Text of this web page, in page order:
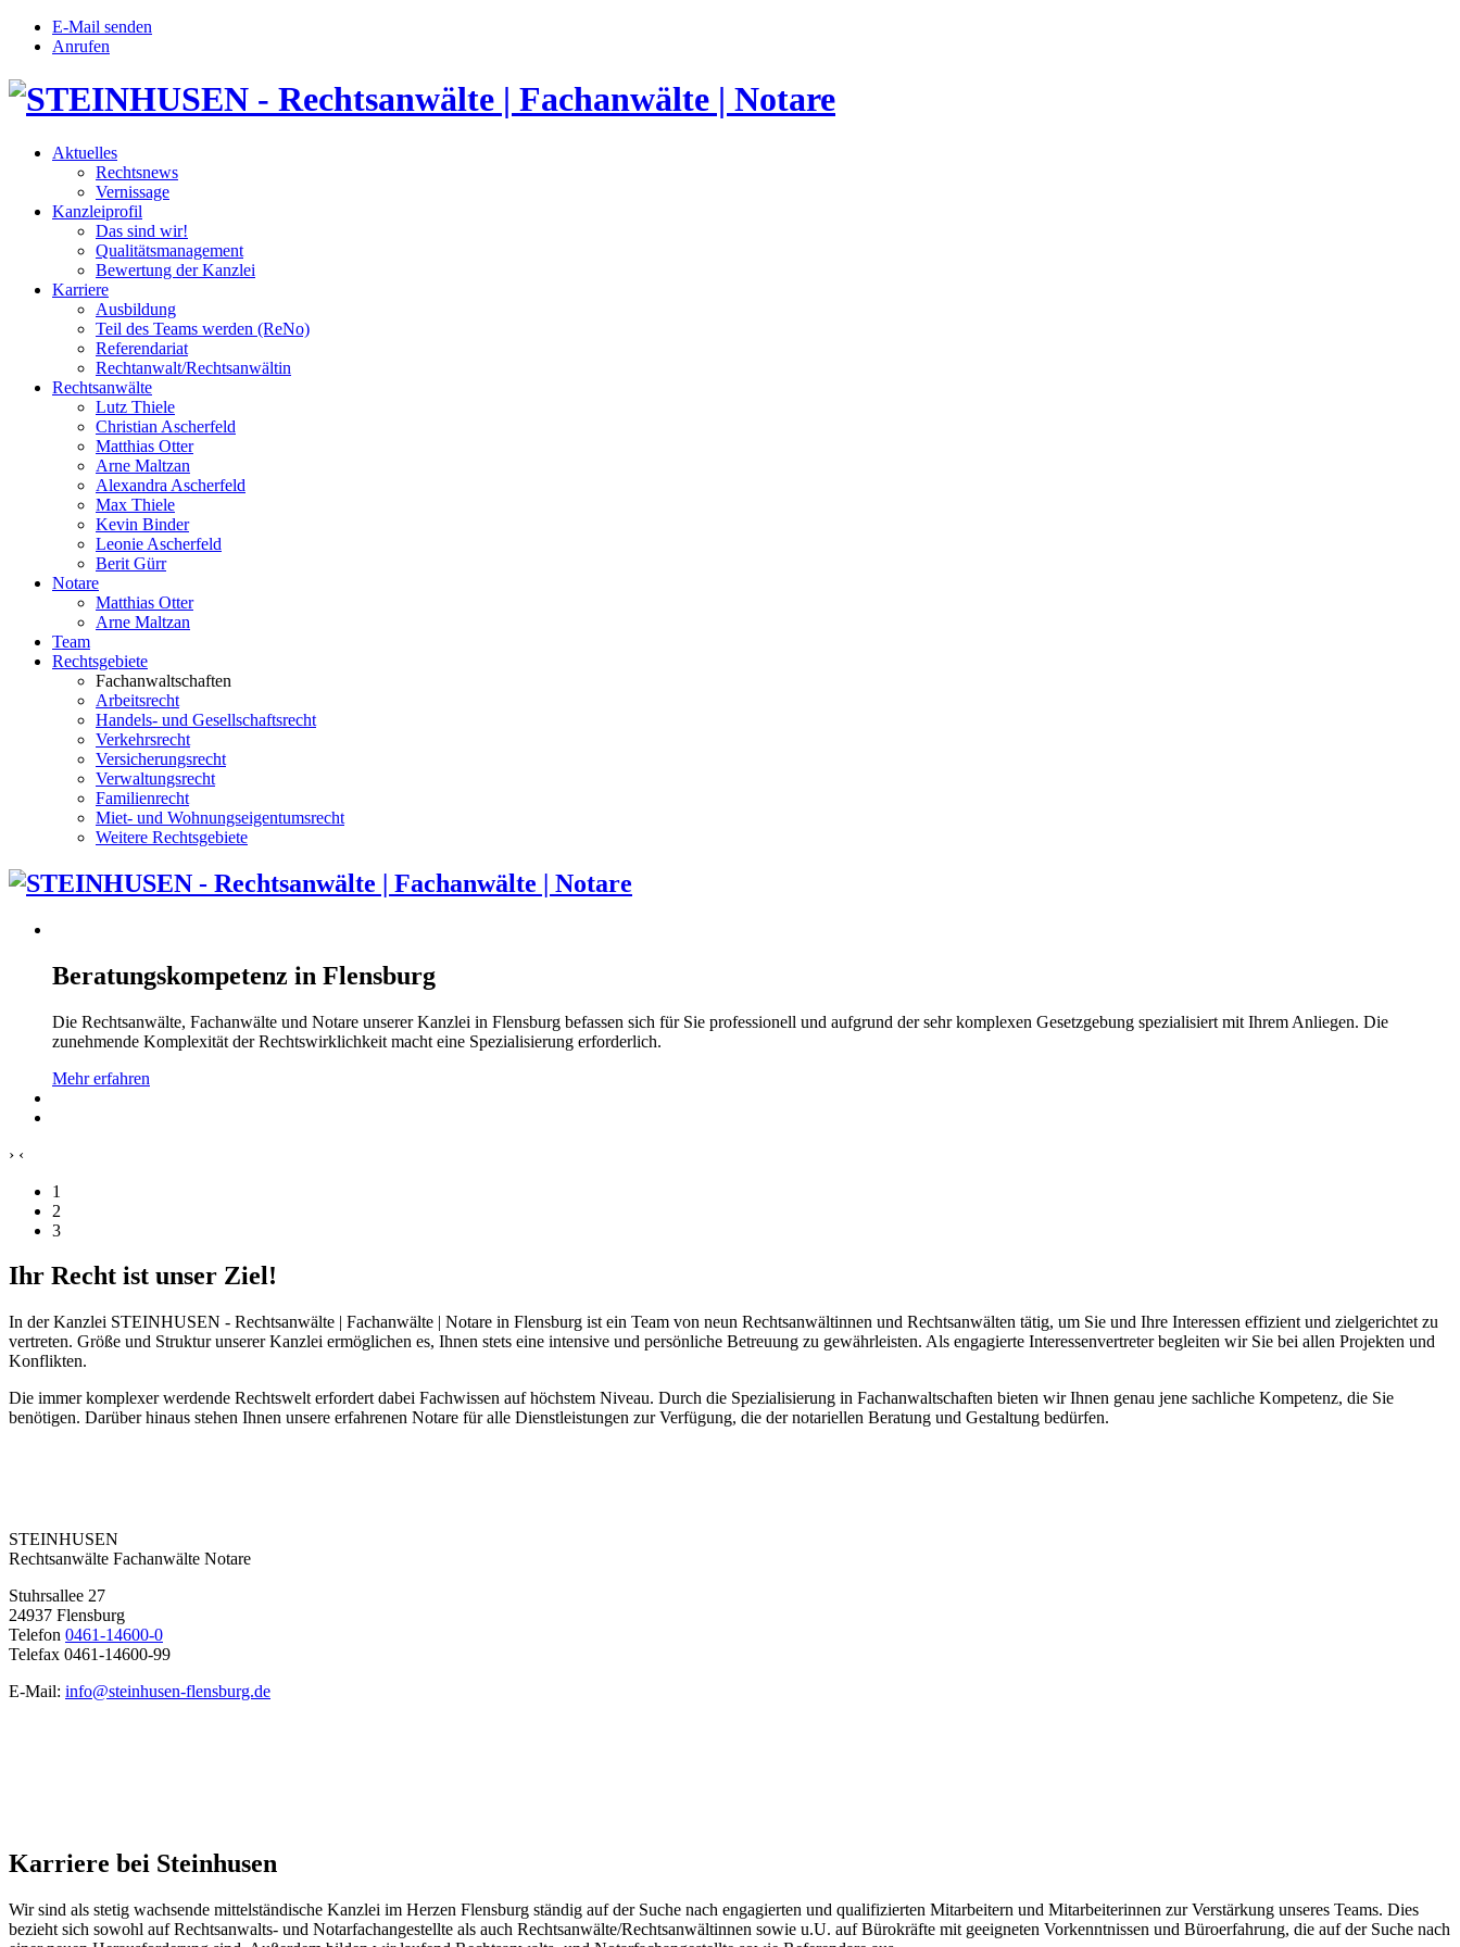
E-Mail senden
Anrufen
Aktuelles
Rechtsnews
Vernissage
Kanzleiprofil
Das sind wir!
Qualitätsmanagement
Bewertung der Kanzlei
Karriere
Ausbildung
Teil des Teams werden (ReNo)
Referendariat
Rechtanwalt/Rechtsanwältin
Rechtsanwälte
Lutz Thiele
Christian Ascherfeld
Matthias Otter
Arne Maltzan
Alexandra Ascherfeld
Max Thiele
Kevin Binder
Leonie Ascherfeld
Berit Gürr
Notare
Matthias Otter
Arne Maltzan
Team
Rechtsgebiete
Fachanwaltschaften
Arbeitsrecht
Handels- und Gesellschaftsrecht
Verkehrsrecht
Versicherungsrecht
Verwaltungsrecht
Familienrecht
Miet- und Wohnungseigentumsrecht
Weitere Rechtsgebiete
Beratungskompetenz in Flensburg
Die Rechtsanwälte, Fachanwälte und Notare unserer Kanzlei in Flensburg befassen sich für Sie professionell und aufgrund der sehr komplexen Gesetzgebung spezialisiert mit Ihrem Anliegen. Die
zunehmende Komplexität der Rechtswirklichkeit macht eine Spezialisierung erforderlich.
Mehr erfahren
› ‹
1
2
3
Ihr Recht ist unser Ziel!
In der Kanzlei STEINHUSEN - Rechtsanwälte | Fachanwälte | Notare in Flensburg ist ein Team von neun Rechtsanwältinnen und Rechtsanwälten tätig, um Sie und Ihre Interessen effizient und zielgerichtet zu
vertreten. Größe und Struktur unserer Kanzlei ermöglichen es, Ihnen stets eine intensive und persönliche Betreuung zu gewährleisten. Als engagierte Interessenvertreter begleiten wir Sie bei allen Projekten und
Konflikten.
Die immer komplexer werdende Rechtswelt erfordert dabei Fachwissen auf höchstem Niveau. Durch die Spezialisierung in Fachanwaltschaften bieten wir Ihnen genau jene sachliche Kompetenz, die Sie
benötigen. Darüber hinaus stehen Ihnen unsere erfahrenen Notare für alle Dienstleistungen zur Verfügung, die der notariellen Beratung und Gestaltung bedürfen.
STEINHUSEN
Rechtsanwälte Fachanwälte Notare
Stuhrsallee 27
24937 Flensburg
Telefon 0461-14600-0
Telefax 0461-14600-99
E-Mail: info@steinhusen-flensburg.de
Karriere bei Steinhusen
Wir sind als stetig wachsende mittelständische Kanzlei im Herzen Flensburg ständig auf der Suche nach engagierten und qualifizierten Mitarbeitern und Mitarbeiterinnen zur Verstärkung unseres Teams. Dies
bezieht sich sowohl auf Rechtsanwalts- und Notarfachangestellte als auch Rechtsanwälte/Rechtsanwältinnen sowie u.U. auf Bürokräfte mit geeigneten Vorkenntnissen und Büroerfahrung, die auf der Suche nach